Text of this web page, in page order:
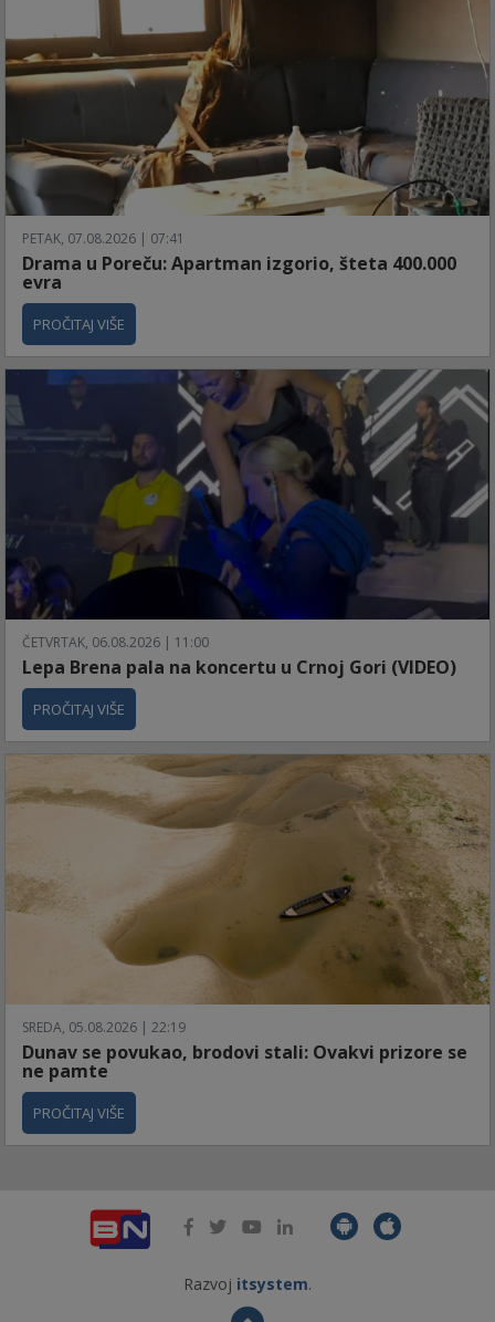
PETAK, 07.08.2026 | 07:41
Drama u Poreču: Apartman izgorio, šteta 400.000
evra
PROČITAJ VIŠE
ČETVRTAK, 06.08.2026 | 11:00
Lepa Brena pala na koncertu u Crnoj Gori (VIDEO)
PROČITAJ VIŠE
SREDA, 05.08.2026 | 22:19
Dunav se povukao, brodovi stali: Ovakvi prizore se
ne pamte
PROČITAJ VIŠE
Razvoj itsystem.